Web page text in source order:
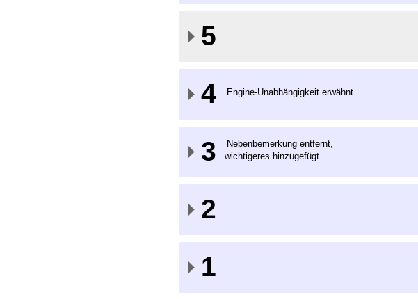
5
4 Engine-Unabhängigkeit erwähnt.
3
Nebenbemerkung entfernt,
wichtigeres hinzugefügt
2
1